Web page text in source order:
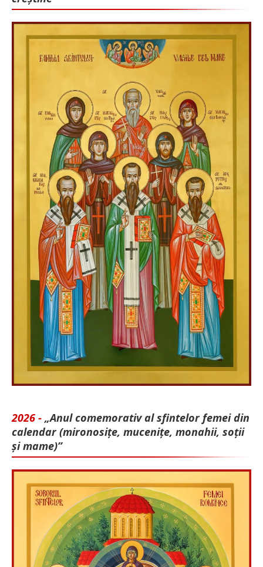
2026 - „Anul comemorativ al sfintelor femei din
calendar (mironosițe, mu­cenițe, monahii, soții
și mame)”